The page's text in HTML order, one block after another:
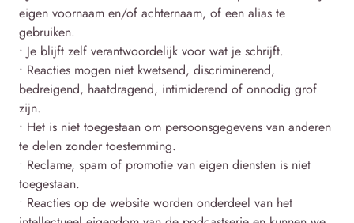
eigen voornaam en/of achternaam, of een alias te
gebruiken.
• Je blijft zelf verantwoordelijk voor wat je schrijft.
• Reacties mogen niet kwetsend, discriminerend,
bedreigend, haatdragend, intimiderend of onnodig grof
zijn.
• Het is niet toegestaan om persoonsgegevens van anderen
te delen zonder toestemming.
• Reclame, spam of promotie van eigen diensten is niet
toegestaan.
• Reacties op de website worden onderdeel van het